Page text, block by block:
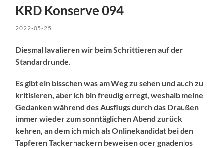
KRD Konserve 094
2022-05-25
Diesmal lavalieren wir beim Schrittieren auf der
Standardrunde.
Es gibt ein bisschen was am Weg zu sehen und auch zu
kritisieren, aber ich bin freudig erregt, weshalb meine
Gedanken während des Ausflugs durch das Draußen
immer wieder zum sonntäglichen Abend zurück
kehren, an dem ich mich als Onlinekandidat bei den
Tapferen Tackerhackern beweisen oder gnadenlos